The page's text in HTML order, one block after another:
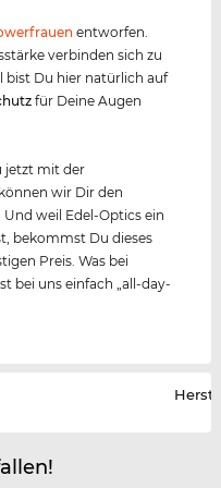
entworfen.
verbinden sich zu
bist Du hier natürlich auf
für Deine Augen
jetzt mit der
wir Dir den
weil Edel-Optics ein
bekommst Du dieses
Preis. Was bei
bei uns einfach „all-day-